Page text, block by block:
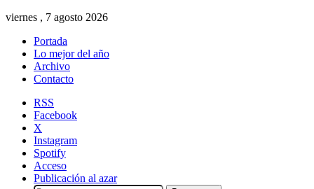
viernes , 7 agosto 2026
Portada
Lo mejor del año
Archivo
Contacto
RSS
Facebook
X
Instagram
Spotify
Acceso
Publicación al azar